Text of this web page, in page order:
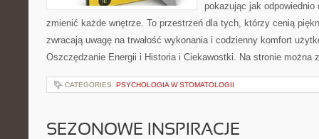
pokazując jak odpowiednio
zmienić każde wnętrze. To przestrzeń dla tych, którzy cenią
zwracają uwagę na trwałość wykonania i codzienny komfort
Oszczędzanie Energii i Historia i Ciekawostki. Na stronie można
CATEGORIES: PSYCHOLOGIA W STOMATOLOGII
SEZONOWE INSPIRACJE